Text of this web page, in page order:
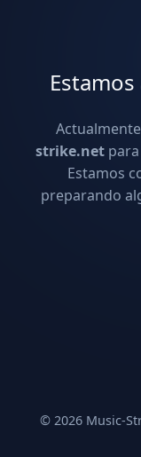
strike.netpara
Estamos
preparando
© 2026 Music-